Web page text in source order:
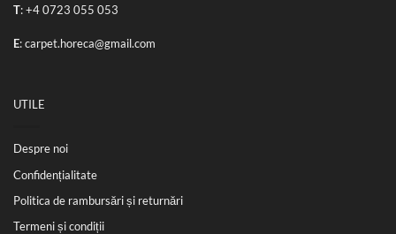
T:+4 0723 055 053
E:carpet.horeca@gmail.com
UTILE
Despre noi
Confidențialitate
Politica de rambursări și returnări
Termeni și condiții